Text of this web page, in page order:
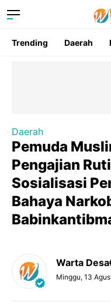
Trending Daerah
Daerah
Pemuda
Pengajian
Sosialisasi
Bahaya
Warta Desa
Minggu, 13